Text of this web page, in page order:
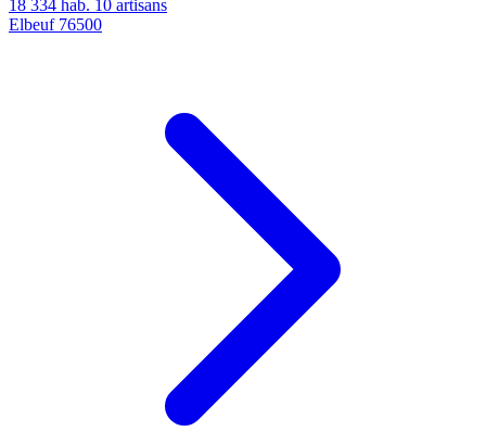
18 334 hab. 10 artisans
Elbeuf 76500